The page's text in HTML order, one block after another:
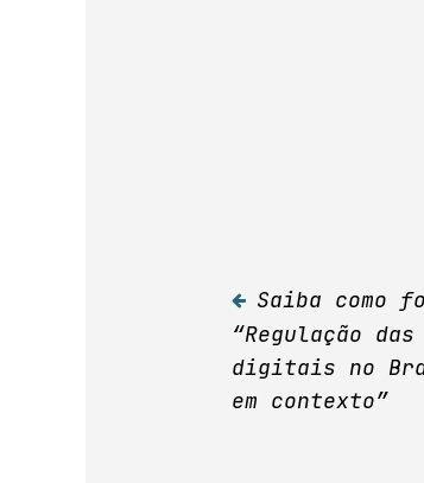
de
Saiba como
“Regulação
digitais no
em contexto”